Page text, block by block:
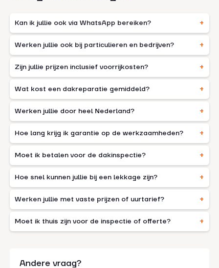
Kan ik jullie ook via WhatsApp bereiken?
Werken jullie ook bij particulieren en bedrijven?
Zijn jullie prijzen inclusief voorrijkosten?
Wat kost een dakreparatie gemiddeld?
Werken jullie door heel Nederland?
Hoe lang krijg ik garantie op de werkzaamheden?
Moet ik betalen voor de dakinspectie?
Hoe snel kunnen jullie bij een lekkage zijn?
Werken jullie met vaste prijzen of uurtarief?
Moet ik thuis zijn voor de inspectie of offerte?
Andere vraag?